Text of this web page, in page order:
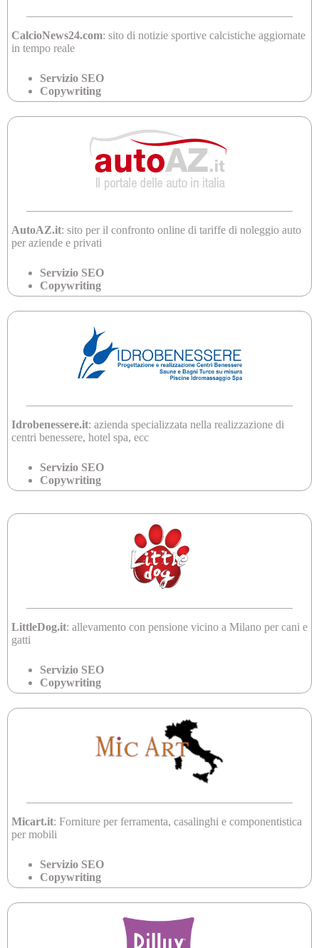
CalcioNews24.com: sito di notizie sportive calcistiche aggiornate
in tempo reale
Servizio SEO
Copywriting
AutoAZ.it: sito per il confronto online di tariffe di noleggio auto
per aziende e privati
Servizio SEO
Copywriting
Idrobenessere.it: azienda specializzata nella realizzazione di
centri benessere, hotel spa, ecc
Servizio SEO
Copywriting
LittleDog.it: allevamento con pensione vicino a Milano per cani e
gatti
Servizio SEO
Copywriting
Micart.it: Forniture per ferramenta, casalinghi e componentistica
per mobili
Servizio SEO
Copywriting